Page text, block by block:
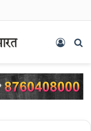
Log In